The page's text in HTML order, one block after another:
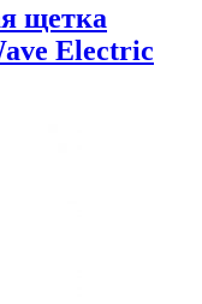
щетка
Electric